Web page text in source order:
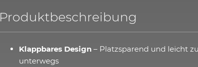
Produktbeschreibung
Klappbares Design – Platzsparend und leicht
unterwegs